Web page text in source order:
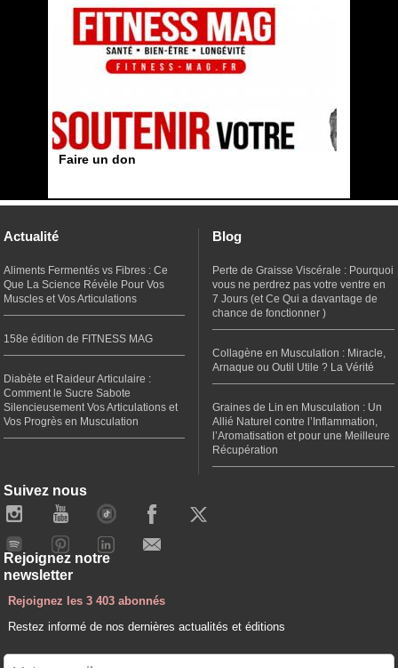
Faire un don
Actualité
Aliments Fermentés vs Fibres : Ce
Que La Science Révèle Pour Vos
Muscles et Vos Articulations
158e édition de FITNESS MAG
Diabète et Raideur Articulaire :
Comment le Sucre Sabote
Silencieusement Vos Articulations et
Vos Progrès en Musculation
Blog
Perte de Graisse Viscérale : Pourquoi
vous ne perdrez pas votre ventre en
7 Jours (et Ce Qui a davantage de
chance de fonctionner )
Collagène en Musculation : Miracle,
Arnaque ou Outil Utile ? La Vérité
Graines de Lin en Musculation : Un
Allié Naturel contre l’Inflammation,
l’Aromatisation et pour une Meilleure
Récupération
Suivez nous
Rejoignez notre
newsletter
Rejoignez les 3 403 abonnés
Restez informé de nos dernières actualités et éditions